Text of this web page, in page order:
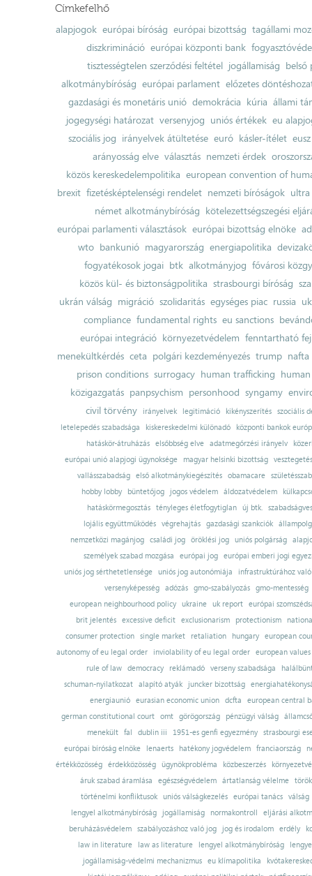
Címkefelhő
alapjogok európai bíróság európai bizottság tagállami
diszkrimináció európai központi bank
tisztességtelen szerződési feltétel jogállamiság belső
alkotmánybíróság európai parlament előzetes
gazdasági és monetáris unió demokrácia kúria állami
jogegységi határozat versenyjog uniós értékek eu
szociális jog irányelvek átültetése euró kásler-ítélet
arányosság elve választás nemzeti érdek
közös kereskedelempolitika european convention of
brexit fizetésképtelenségi rendelet nemzeti bíróságok ultra
német alkotmánybíróság kötelezettségszegési
európai parlamenti választások európai bizottság elnöke
wto bankunió magyarország energiapolitika
fogyatékosok jogai btk alkotmányjog fővárosi
közös kül- és biztonságpolitika strasbourgi bíróság
ukrán válság migráció szolidaritás egységes piac russia
compliance fundamental rights eu sanctions
európai integráció környezetvédelem fenntartható
menekültkérdés ceta polgári kezdeményezés trump nafta
prison conditions surrogacy human trafficking
közigazgatás panpsychism personhood syngamy
civil törvény
irányelvek legitimáció kikényszerítés szociális
letelepedés szabadsága
kiskereskedelmi különadó
központi bankok
hatáskör-átruházás
elsőbbség elve adatmegőrzési irányelv
európai unió alapjogi ügynoksége
magyar helsinki bizottság
vesztegetés
vallásszabadság
első alkotmánykiegészítés obamacare
hobby lobby
büntetőjog jogos védelem áldozatvédelem
hatáskörmegosztás tényleges életfogytiglan új btk.
lojális együttműködés
végrehajtás gazdasági szankciók
nemzetközi magánjog
családi jog öröklési jog uniós polgárság
személyek szabad mozgása
európai jog európai emberi jogi
uniós jog sérthetetlensége uniós jog autonómiája
infrastruktúrához
versenyképesség adózás gmo-szabályozás gmo-mentesség
european neighbourhood policy
ukraine uk report
európai
brit jelentés excessive deficit exclusionarism protectionism
consumer protection
single market retaliation hungary
european
autonomy of eu legal order
inviolability of eu legal order
european values
rule of law
democracy reklámadó verseny szabadsága
schuman-nyilatkozat alapító atyák juncker bizottság
energiaunió eurasian economic union dcfta
european central
german constitutional court
omt görögország pénzügyi válság
menekült
fal dublin iii 1951-es genfi egyezmény
strasbourgi
európai bíróság elnöke
lenaerts hatékony jogvédelem franciaország
értékközösség
érdekközösség ügynökprobléma közbeszerzés
áruk szabad áramlása
egészségvédelem ártatlanság vélelme
történelmi konfliktusok uniós válságkezelés európai tanács válság
lengyel alkotmánybíróság
jogállamiság normakontroll
eljárási
beruházásvédelem
szabályozáshoz való jog jog és irodalom erdély
law in literature
law as literature lengyel alkotmánybíróság
jogállamiság-védelmi mechanizmus
eu klímapolitika